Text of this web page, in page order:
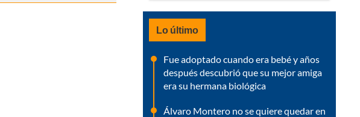
Lo último
Fue adoptado cuando era bebé y años
después descubrió que su mejor amiga
era su hermana biológica
Álvaro Montero no se quiere quedar en